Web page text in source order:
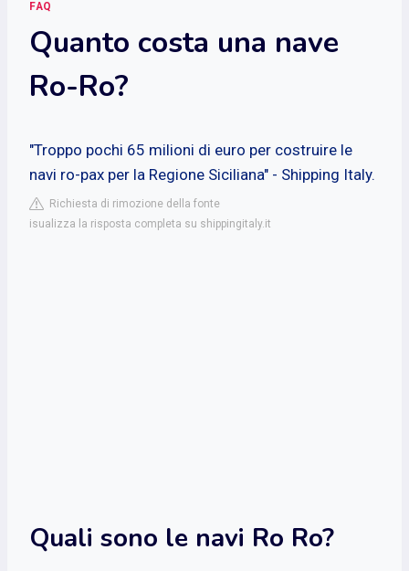
FAQ
Quanto costa una nave
Ro-Ro?
"Troppo pochi 65 milioni di euro per costruire le
navi ro-pax per la Regione Siciliana" - Shipping Italy.
Richiesta di rimozione della fonte
isualizza la risposta completa su shippingitaly.it
Quali sono le navi Ro Ro?